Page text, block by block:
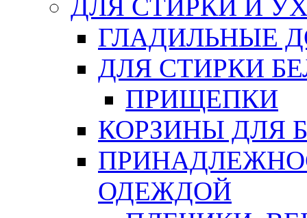
ДЛЯ СТИРКИ И
ГЛАДИЛЬНЫЕ
ДЛЯ СТИРКИ
ПРИЩЕПКИ
КОРЗИНЫ ДЛЯ
ОДЕЖДОЙ